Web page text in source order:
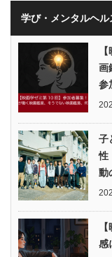
学び・メンタルヘル
画
参
子
性
動
感